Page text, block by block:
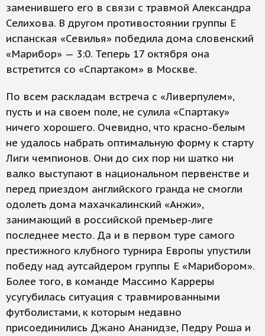
заменившего его в связи с травмой Александра
Селихова. В другом противостоянии группы Е
испанская «Севилья» победила дома словенский
«Марибор» — 3:0. Теперь 17 октября она
встретится со «Спартаком» в Москве.
По всем раскладам встреча с «Ливерпулем»,
пусть и на своем поле, не сулила «Спартаку»
ничего хорошего. Очевидно, что красно-белым
не удалось набрать оптимальную форму к старту
Лиги чемпионов. Они до сих пор ни шатко ни
валко выступают в национальном первенстве и
перед приездом английского гранда не смогли
одолеть дома махачкалинский «Анжи»,
занимающий в российской премьер-лиге
последнее место. Да и в первом туре самого
престижного клубного турнира Европы упустили
победу над аутсайдером группы Е «Марибором».
Более того, в команде Массимо Карреры
усугубилась ситуация с травмированными
футболистами, к которым недавно
присоединились Джано Ананидзе, Педру Роша и